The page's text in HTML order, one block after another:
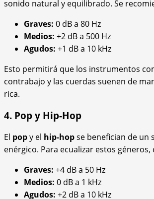
sonido natural y equilibrado. Se
Graves: 0 dB a 80 Hz
Medios: +2 dB a 500 Hz
Agudos: +1 dB a 10 kHz
Esto permitirá que los instrumentos
contrabajo y las cuerdas suenen de
rica.
4. Pop y Hip-Hop
El popy el hip-hopse benefician de un
enérgico. Para ecualizar estos géneros,
Graves: +4 dB a 50 Hz
Medios: 0 dB a 1 kHz
Agudos: +2 dB a 10 kHz